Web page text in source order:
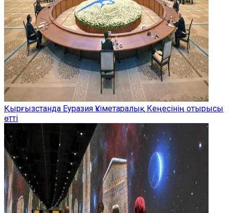
Қырғызстанда Еуразия Үкіметаралық Кеңесінің отырысы
өтті